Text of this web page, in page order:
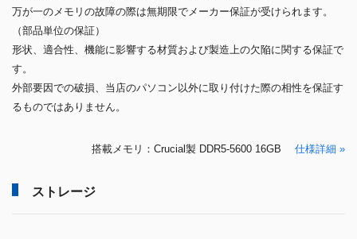
万が一のメモリの故障の際は無期限でメーカー保証が受けられます。
（部品単位の保証）
形状、適合性、機能に影響する材質および製造上の欠陥に関する保証で
す。
外部要因での破損、当店のパソコン以外に取り付けた際の相性を保証す
るものではありません。
搭載メモリ：Crucial製 DDR5-5600 16GB 仕様詳細 »
ストレージ